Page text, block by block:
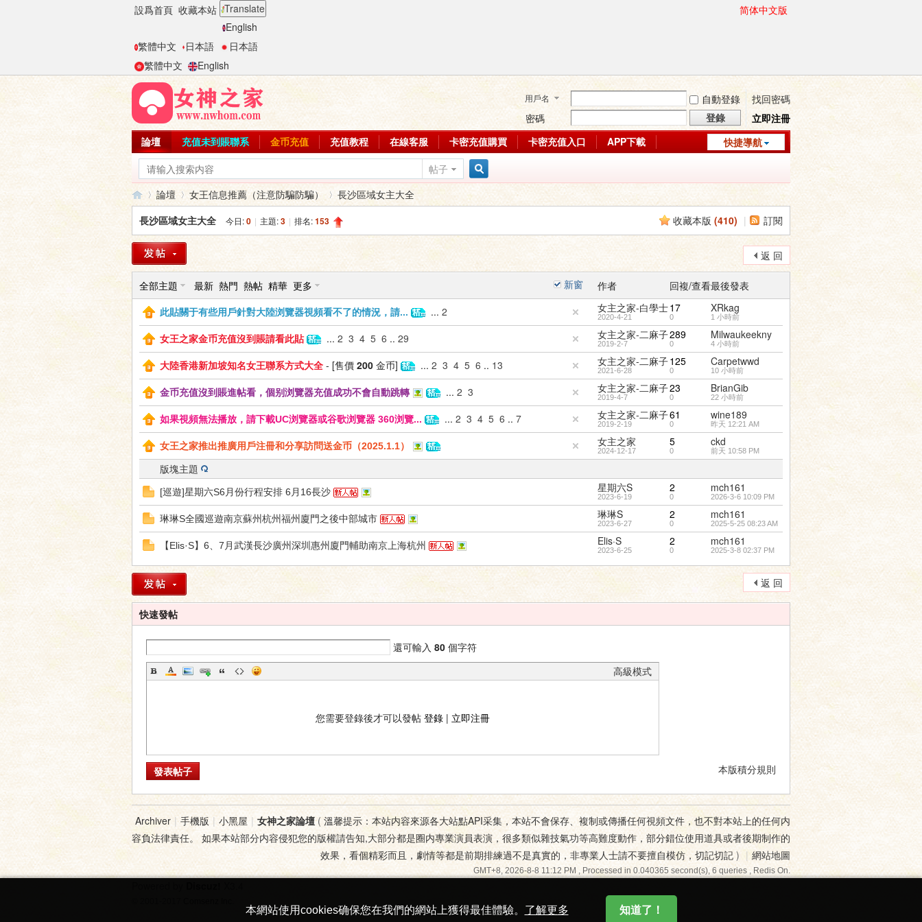
設爲首頁 收藏本站 Translate
English
繁體中文
日本語
日本語
繁體中文
English
简体中文版
用戶名 自動登錄
找回密碼
密碼
登錄
立即注冊
快捷導航
論壇 充值未到賬聯系 金币充值 充值教程 在線客服 卡密充值購買 卡密充值入口
APP下載
帖子
索
論
»
論壇
›
女王信息推薦（注意防騙防騙）
長沙區域女主大全
收藏本版 (410) | 訂閱
長沙區域女主大全 今日:0 | 主題:3 | 排名:153
返 回
新窗
全部主題 最新 熱門 熱帖 精華 更多 作者 回複/查看最後發表
此貼關于有些用戶針對大陸浏覽器視頻看不了的情況，請... ... 2 女主之家-白學士
2020-4-21
17
0
XRkag
1 小時前
女王之家金币充值沒到賬請看此貼 ... 2 3 4 5 6 .. 29 女主之家-二麻子
2019-2-7
289
0
Milwaukeekny
4 小時前
大陸香港新加坡知名女王聯系方式大全 - [售價 200 金币] ... 2 3 4 5 6 .. 13 女主之家-二麻子
2021-6-28
125
0
Carpetwwd
10 小時前
金币充值沒到賬進帖看，個别浏覽器充值成功不會自動跳轉 ... 2 3 女主之家-二麻子
2019-4-7
23
0
BrianGib
22 小時前
如果視頻無法播放，請下載UC浏覽器或谷歌浏覽器 360浏覽... ... 2 3 4 5 6 .. 7 女主之家-二麻子
2019-2-19
61
0
wine189
昨天 12:21 AM
女王之家推出推廣用戶注冊和分享訪問送金币（2025.1.1） 女主之家
2024-12-17
5
0
ckd
前天 10:58 PM
版塊主題
[巡遊]星期六S6月份行程安排 6月16長沙 星期六S
2023-6-19
2
0
mch161
2026-3-6 10:09 PM
琳琳S全國巡遊南京蘇州杭州福州廈門之後中部城市 琳琳S
2023-6-27
2
0
mch161
2025-5-25 08:23 AM
【Elis·S】6、7月武漢長沙廣州深圳惠州廈門輔助南京上海杭州 Elis·S
2023-6-25
2
0
mch161
2025-3-8 02:37 PM
返 回
快速發帖
還可輸入 80 個字符
高級模式
您需要登錄後才可以發帖 登錄 | 立即注冊
本版積分規則
發表帖子
本網站使用cookies确保您在我們的網站上獲得最佳體驗。 了解更多 知道了！
Archiver | 手機版 | 小黑屋 | 女神之家論壇( 溫馨提示：本站内容來源各大站點API采集，本站不會保存、複制或傳播任何視頻文件，也不對本站上的任何内
容負法律責任。 如果本站部分内容侵犯您的版權請告知,大部分都是圈内專業演員表演，很多類似雜技氣功等高難度動作，部分錯位使用道具或者後期制作的
效果，看個精彩而且，劇情等都是前期排練過不是真實的，非專業人士請不要擅自模仿，切記切記 ) | 網站地圖
GMT+8, 2026-8-8 11:12 PM, Processed in 0.040365 second(s), 6 queries , Redis On.